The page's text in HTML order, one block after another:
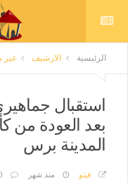
الرئيسية الارشيف
استقبال
بعد العودة من
المدينة برس
فيتو منذ شهر 0